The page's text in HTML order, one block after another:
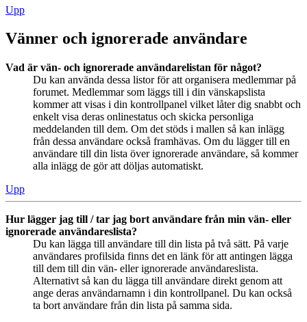
Upp
Vänner och ignorerade användare
Vad är vän- och ignorerade användarelistan för något?
Du kan använda dessa listor för att organisera medlemmar på
forumet. Medlemmar som läggs till i din vänskapslista
kommer att visas i din kontrollpanel vilket låter dig snabbt och
enkelt visa deras onlinestatus och skicka personliga
meddelanden till dem. Om det stöds i mallen så kan inlägg
från dessa användare också framhävas. Om du lägger till en
användare till din lista över ignorerade användare, så kommer
alla inlägg de gör att döljas automatiskt.
Upp
Hur lägger jag till / tar jag bort användare från min vän- eller
ignorerade användareslista?
Du kan lägga till användare till din lista på två sätt. På varje
användares profilsida finns det en länk för att antingen lägga
till dem till din vän- eller ignorerade användareslista.
Alternativt så kan du lägga till användare direkt genom att
ange deras användarnamn i din kontrollpanel. Du kan också
ta bort användare från din lista på samma sida.